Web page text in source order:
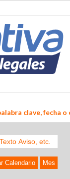
clave, fecha
Calendario Mes